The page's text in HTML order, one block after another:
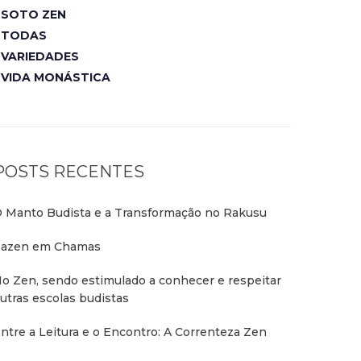
SOTO ZEN
TODAS
VARIEDADES
VIDA MONÁSTICA
RECENTES
Manto Budista e a Transformação no Rakusu
em Chamas
Zen, sendo estimulado a conhecer e respeitar
escolas budistas
a Leitura e o Encontro: A Correnteza Zen